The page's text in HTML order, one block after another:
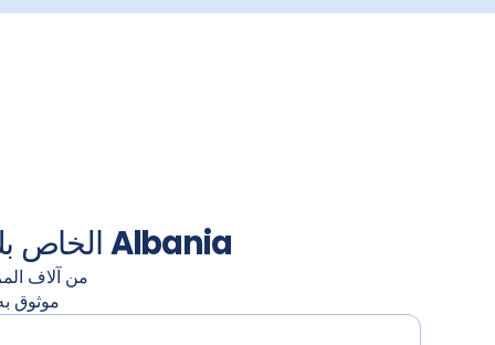
Albania
من آلاف
موثوق به